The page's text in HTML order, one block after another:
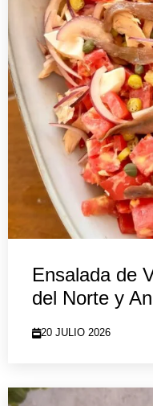
Ensalada de
del Norte y
20 JULIO 2026